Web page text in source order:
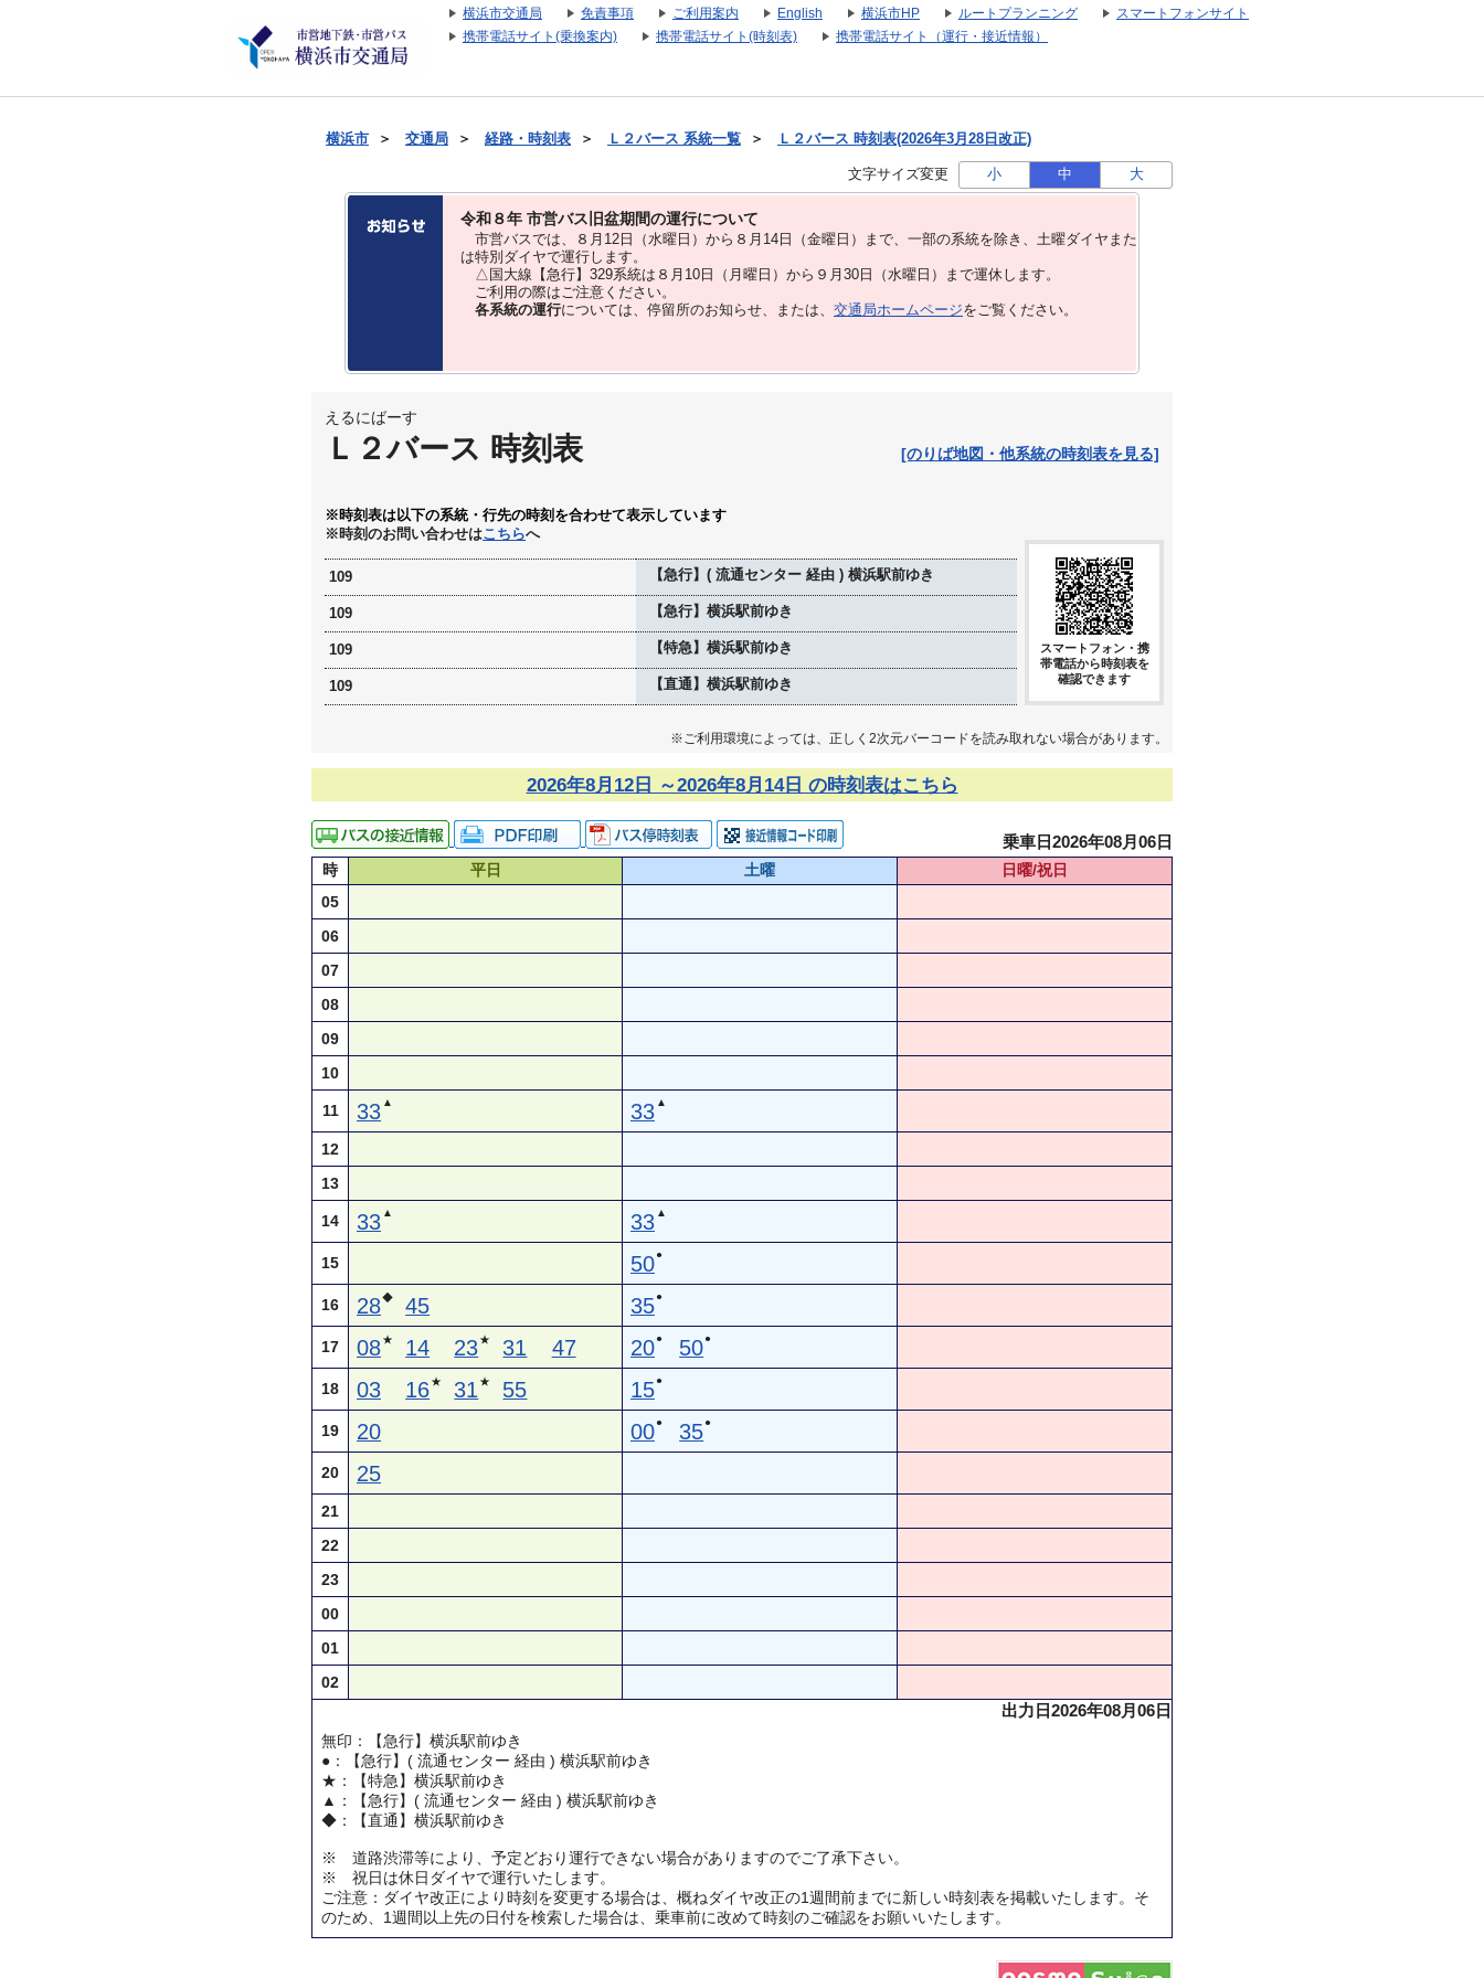
横浜市交通局 免責事項 ご利用案内 English 横浜市HP ルートプランニング
スマートフォンサイト
携帯電話サイト(乗換案内)
携帯電話サイト(時刻表) 携帯電話サイト（運行・接近情報）
横浜市 ＞ 交通局 ＞ 経路・時刻表 ＞ Ｌ２バース 系統一覧 ＞ Ｌ２バース 時刻表(2026年3月28日改正)
文字サイズ変更 小 中 大
令和８年 市営バス旧盆期間の運行について
市営バスでは、８⽉12⽇（水曜日）から８⽉14⽇（金曜日）まで、⼀部の系統を除き、⼟曜ダイヤまた
は特別ダイヤで運⾏します。
△国大線【急行】329系統は８月10日（月曜日）から９月30日（水曜日）まで運休します。
ご利用の際はご注意ください。
各系統の運行については、停留所のお知らせ、または、 交通局ホームページをご覧ください。
えるにばーす
Ｌ２バース 時刻表 [のりば地図・他系統の時刻表を見る]
※時刻表は以下の系統・行先の時刻を合わせて表示しています
※時刻のお問い合わせはこちらへ
109 【急行】( 流通センター 経由 ) 横浜駅前ゆき
109 【急行】横浜駅前ゆき
109 【特急】横浜駅前ゆき
109 【直通】横浜駅前ゆき
スマートフォン・携
帯電話から時刻表を
確認できます
※ご利用環境によっては、正しく2次元バーコードを読み取れない場合があります。
2026年8月12日 ～2026年8月14日 の時刻表はこちら
乗車日2026年08月06日
時 平日 土曜
日曜/祝日
05
06
07
08
09
10
11 33 ▲ 33 ▲
12
13
14 33 ▲ 33 ▲
15 50●
16 28◆ 45 35●
17 08★ 14 23★ 31 47 20● 50●
18 03 16★ 31 ★ 55 15●
19 20 00● 35●
20 25
21
22
23
00
01
02
出力日2026年08月06日
無印：【急行】横浜駅前ゆき
●：【急行】( 流通センター 経由 ) 横浜駅前ゆき
★：【特急】横浜駅前ゆき
▲：【急行】( 流通センター 経由 ) 横浜駅前ゆき
◆：【直通】横浜駅前ゆき
※ 道路渋滞等により、予定どおり運行できない場合がありますのでご了承下さい。
※ 祝日は休日ダイヤで運行いたします。
ご注意：ダイヤ改正により時刻を変更する場合は、概ねダイヤ改正の1週間前までに新しい時刻表を掲載いたします。そ
のため、1週間以上先の日付を検索した場合は、乗車前に改めて時刻のご確認をお願いいたします。